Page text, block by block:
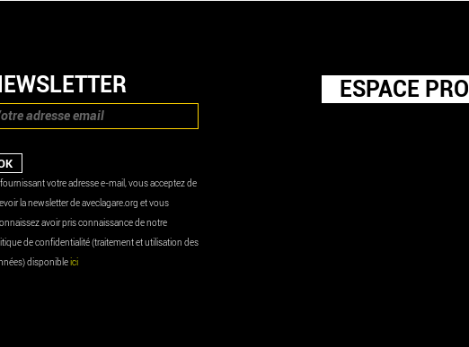
votre adresse e-mail, vous acceptez de
la newsletter de aveclagare.org et vous
avoir pris connaissance de notre
de confidentialité (traitement et utilisation des
disponibleici
ESPACE PRO